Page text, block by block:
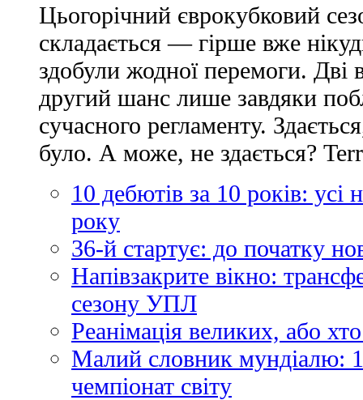
Цьогорічний єврокубковий
складається — гірше вже
здобули жодної перемоги.
другий шанс лише завдяки
сучасного регламенту.
було. А може, не здається?
10 дебютів за 10 років:
року
36-й стартує: до початку
Напівзакрите вікно:
сезону УПЛ
Реанімація великих, або
Малий словник мундіалю:
чемпіонат світу